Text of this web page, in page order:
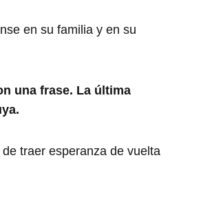
en su familia y en su
una frase. La última
de traer esperanza de vuelta